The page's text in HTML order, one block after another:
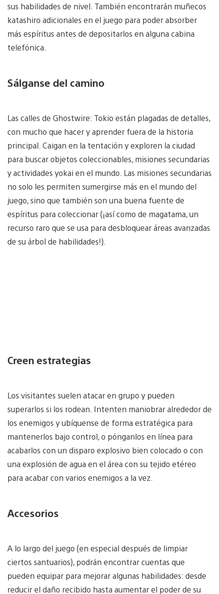
sus habilidades de nivel. También encontrarán muñecos
katashiro adicionales en el juego para poder absorber
más espíritus antes de depositarlos en alguna cabina
telefónica.
Sálganse del camino
Las calles de Ghostwire: Tokio están plagadas de detalles,
con mucho que hacer y aprender fuera de la historia
principal. Caigan en la tentación y exploren la ciudad
para buscar objetos coleccionables, misiones secundarias
y actividades yokai en el mundo. Las misiones secundarias
no solo les permiten sumergirse más en el mundo del
juego, sino que también son una buena fuente de
espíritus para coleccionar (¡así como de magatama, un
recurso raro que se usa para desbloquear áreas avanzadas
de su árbol de habilidades!).
Creen estrategias
Los visitantes suelen atacar en grupo y pueden
superarlos si los rodean. Intenten maniobrar alrededor de
los enemigos y ubíquense de forma estratégica para
mantenerlos bajo control, o pónganlos en línea para
acabarlos con un disparo explosivo bien colocado o con
una explosión de agua en el área con su tejido etéreo
para acabar con varios enemigos a la vez.
Accesorios
A lo largo del juego (en especial después de limpiar
ciertos santuarios), podrán encontrar cuentas que
pueden equipar para mejorar algunas habilidades: desde
reducir el daño recibido hasta aumentar el poder de su